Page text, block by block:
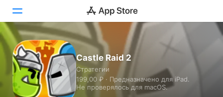
Сегодня
Игры
Приложения
Castle Raid 2
Стратегии
199,00 ₽ · Предназначено для iPad.
Не проверялось для macOS.